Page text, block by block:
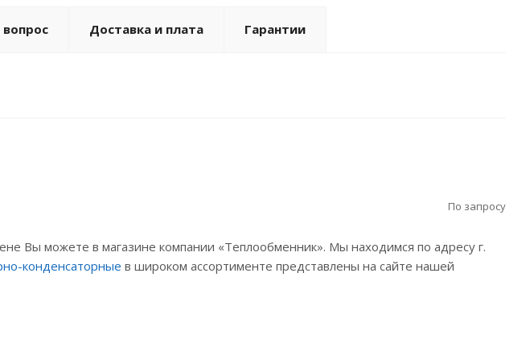
Температурный режим : Высокотемпературный
Доставка и плата Гарантии
По запросу
Вы можете в магазине компании «Теплообменник». Мы находимся по адресу г.
конденсаторные в широком ассортименте представлены на сайте нашей